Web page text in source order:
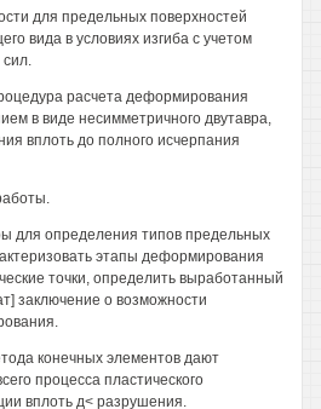
для предельных поверхностей
вида в условиях изгиба с учетом
расчета деформирования
в виде несимметричного двутавра,
вплоть до полного исчерпания
для определения типов предельных
этапы деформирования
точки, определить выработанный
заключение о возможности
конечных элементов дают
процесса пластического
вплоть д< разрушения.